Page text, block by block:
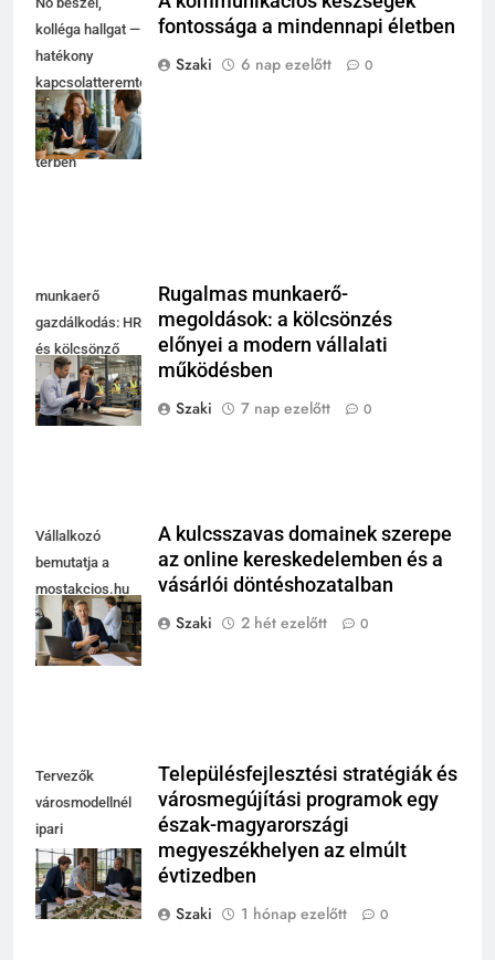
kolléga hallgat —
hatékony
kapcsolatteremtés
fényes
coworking
térben
fontossága a mindennapi életben
Szaki
6 nap ezelőtt 0
munkaerő
gazdálkodás: HR
és kölcsönző
egyeztet modern
műhely mellett
Rugalmas munkaerő-
megoldások: a kölcsönzés
előnyei a modern vállalati
működésben
Szaki
7 nap ezelőtt 0
Vállalkozó
bemutatja a
mostakcios.hu
domain név
megszerzését.
A kulcsszavas domainek szerepe
az online kereskedelemben és a
vásárlói döntéshozatalban
Szaki
2 hét ezelőtt 0
Tervezők
városmodellnél
ipari
csarnokban,
integrált területi
program
Településfejlesztési stratégiák és
városmegújítási programok egy
észak-magyarországi
megyeszékhelyen az elmúlt
évtizedben
Szaki
1 hónap ezelőtt 0